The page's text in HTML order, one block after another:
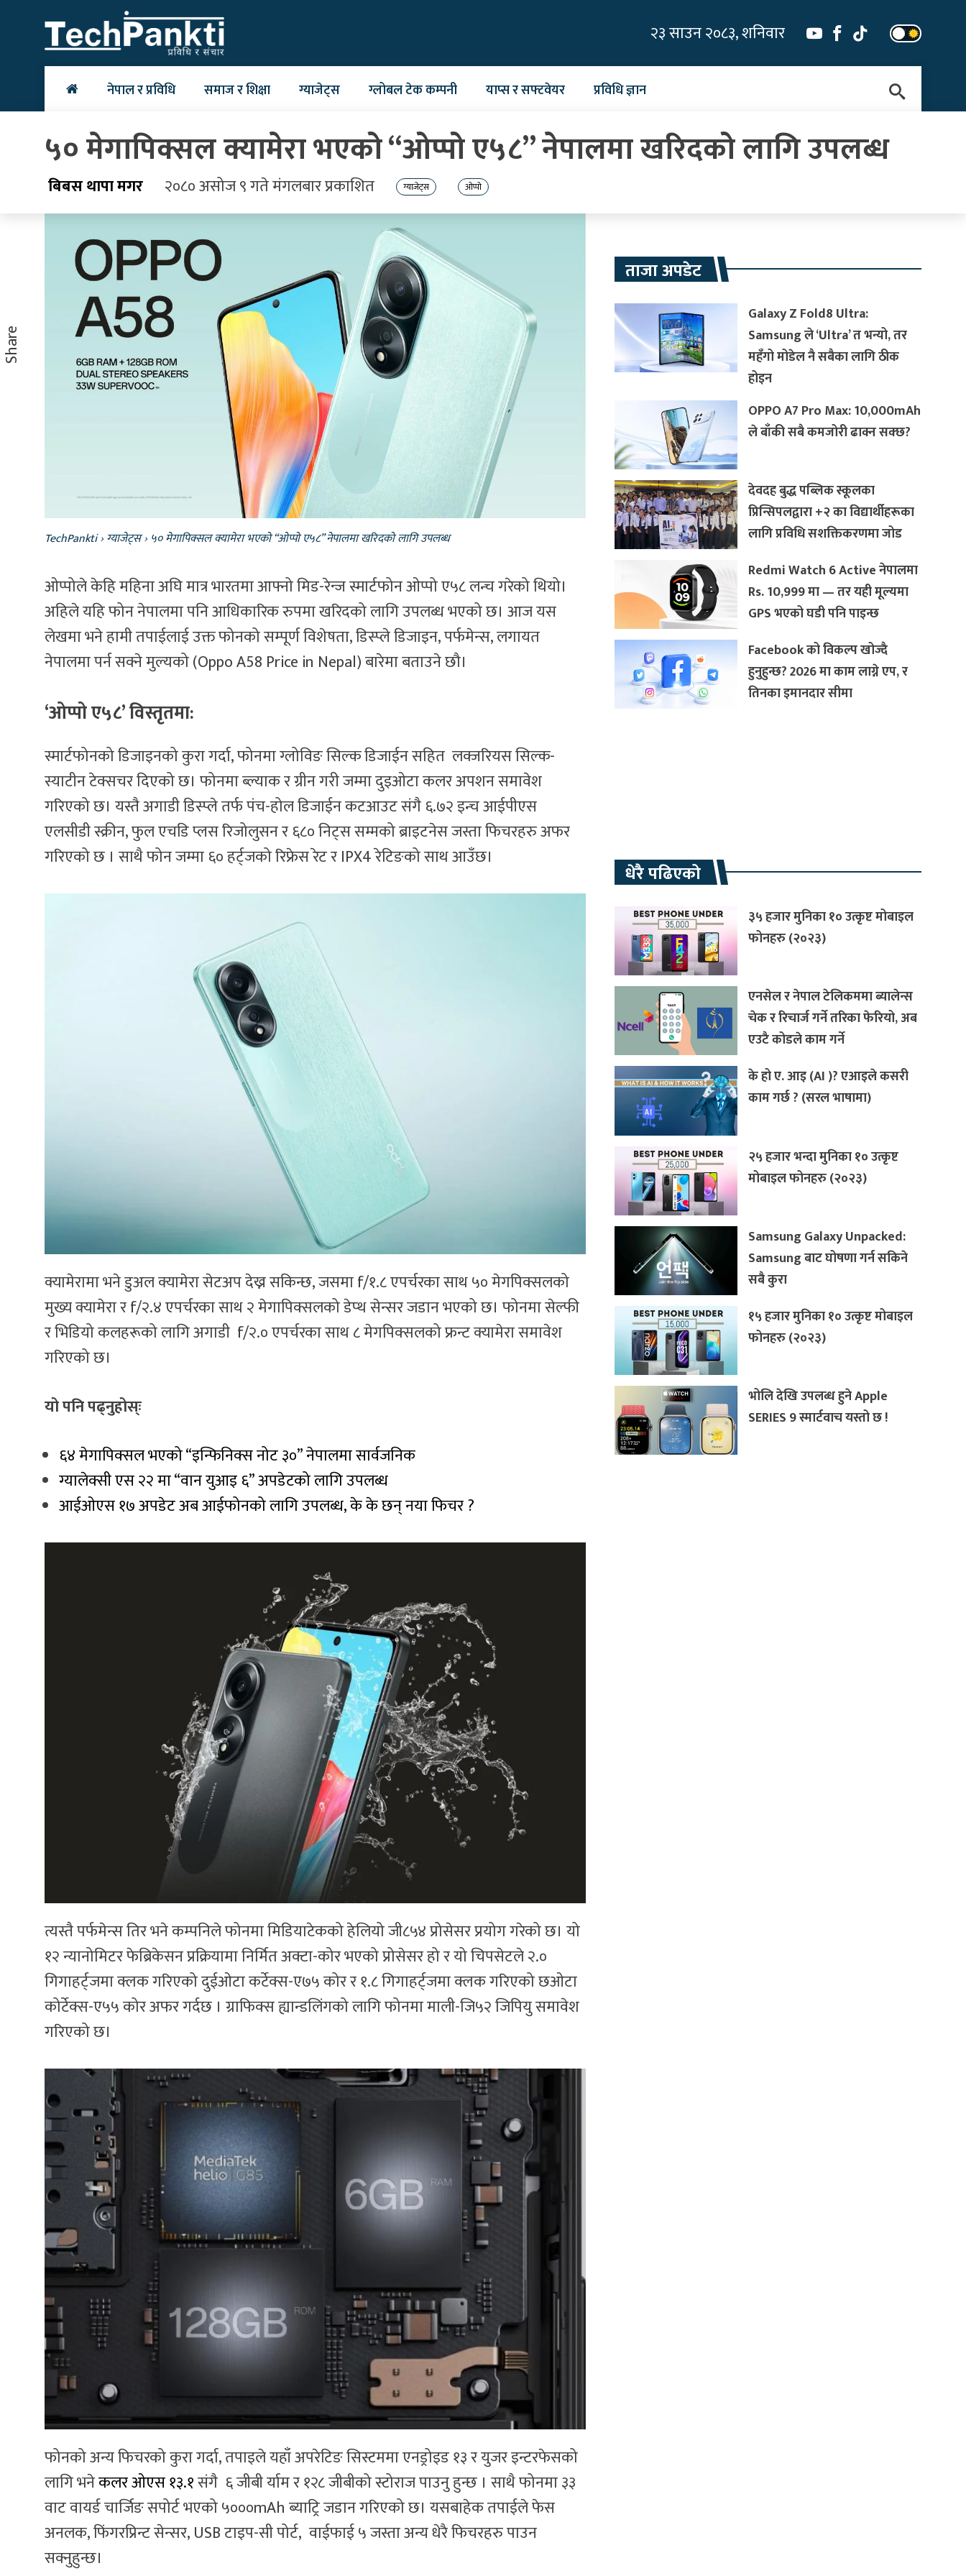
content
२३ साउन २०८३, शनिवार
नेपाल र प्रविधि समाज र शिक्षा ग्याजेट्स ग्लोबल टेक कम्पनी याप्स र सफ्टवेयर प्रविधि ज्ञान
५० मेगापिक्सल क्यामेरा भएको “ओप्पो ए५८” नेपालमा खरिदको लागि उपलब्ध
बिबस थापा मगर २०८० असोज ९ गते मंगलबार प्रकाशित ग्याजेट्स ओप्पो
TechPankti›ग्याजेट्स› ५० मेगापिक्सल क्यामेरा भएको “ओप्पो ए५८” नेपालमा खरिदको लागि उपलब्ध
ओप्पोले केहि महिना अघि मात्र भारतमा आफ्नो मिड-रेन्ज स्मार्टफोन ओप्पो ए५८ लन्च गरेको थियो।
अहिले यहि फोन नेपालमा पनि आधिकारिक रुपमा खरिदको लागि उपलब्ध भएको छ। आज यस
लेखमा भने हामी तपाईलाई उक्त फोनको सम्पूर्ण विशेषता, डिस्प्ले डिजाइन, पर्फमेन्स, लगायत
नेपालमा पर्न सक्ने मुल्यको (Oppo A58 Price in Nepal) बारेमा बताउने छौ।
‘ओप्पो ए५८’ विस्तृतमा:
स्मार्टफोनको डिजाइनको कुरा गर्दा, फोनमा ग्लोविङ सिल्क डिजाईन सहित लक्जरियस सिल्क-
स्याटीन टेक्सचर दिएको छ। फोनमा ब्ल्याक र ग्रीन गरी जम्मा दुइओटा कलर अपशन समावेश
गरिएको छ। यस्तै अगाडी डिस्प्ले तर्फ पंच-होल डिजाईन कटआउट संगै ६.७२ इन्च आईपीएस
एलसीडी स्क्रीन, फुल एचडि प्लस रिजोलुसन र ६८० निट्स सम्मको ब्राइटनेस जस्ता फिचरहरु अफर
गरिएको छ । साथै फोन जम्मा ६० हर्ट्जको रिफ्रेस रेट र IPX4 रेटिङको साथ आउँछ।
क्यामेरामा भने डुअल क्यामेरा सेटअप देख्न सकिन्छ, जसमा f/१.८ एपर्चरका साथ ५० मेगपिक्सलको
मुख्य क्यामेरा र f/२.४ एपर्चरका साथ २ मेगापिक्सलको डेप्थ सेन्सर जडान भएको छ। फोनमा सेल्फी
र भिडियो कलहरूको लागि अगाडी f/२.० एपर्चरका साथ ८ मेगपिक्सलको फ्रन्ट क्यामेरा समावेश
गरिएको छ।
यो पनि पढ्नुहोस्ः
६४ मेगापिक्सल भएको “इन्फिनिक्स नोट ३०” नेपालमा सार्वजनिक
ग्यालेक्सी एस २२ मा “वान युआइ ६” अपडेटको लागि उपलब्ध
आईओएस १७ अपडेट अब आईफोनको लागि उपलब्ध, के के छन् नया फिचर ?
त्यस्तै पर्फमेन्स तिर भने कम्पनिले फोनमा मिडियाटेकको हेलियो जी८५४ प्रोसेसर प्रयोग गरेको छ। यो
१२ न्यानोमिटर फेब्रिकेसन प्रक्रियामा निर्मित अक्टा-कोर भएको प्रोसेसर हो र यो चिपसेटले २.०
गिगाहर्ट्जमा क्लक गरिएको दुईओटा कर्टेक्स-ए७५ कोर र १.८ गिगाहर्ट्जमा क्लक गरिएको छओटा
कोर्टेक्स-ए५५ कोर अफर गर्दछ । ग्राफिक्स ह्यान्डलिंगको लागि फोनमा माली-जि५२ जिपियु समावेश
गरिएको छ।
फोनको अन्य फिचरको कुरा गर्दा, तपाइले यहाँ अपरेटिङ सिस्टममा एनड्रोइड १३ र युजर इन्टरफेसको
लागि भनेकलर ओएस १३.१संगै ६ जीबी र्याम र १२८ जीबीको स्टोराज पाउनु हुन्छ । साथै फोनमा ३३
वाट वायर्ड चार्जिङ सपोर्ट भएको ५०००mAh ब्याट्रि जडान गरिएको छ। यसबाहेक तपाईले फेस
अनलक, फिंगरप्रिन्ट सेन्सर, USB टाइप-सी पोर्ट, वाईफाई ५ जस्ता अन्य धेरै फिचरहरु पाउन
सक्नुहुन्छ।
ताजा अपडेट
Galaxy Z Fold8 Ultra:
Samsung ले ‘Ultra’ त भन्यो, तर
महँगो मोडेल नै सबैका लागि ठीक
होइन
OPPO A7 Pro Max: 10,000mAh
ले बाँकी सबै कमजोरी ढाक्न सक्छ?
देवदह बुद्ध पब्लिक स्कूलका
प्रिन्सिपलद्वारा +२ का विद्यार्थीहरूका
लागि प्रविधि सशक्तिकरणमा जोड
Redmi Watch 6 Active नेपालमा
Rs. 10,999 मा — तर यही मूल्यमा
GPS भएको घडी पनि पाइन्छ
Facebook को विकल्प खोज्दै
हुनुहुन्छ? 2026 मा काम लाग्ने एप, र
तिनका इमानदार सीमा
धेरै पढिएको
३५ हजार मुनिका १० उत्कृष्ट मोबाइल
फोनहरु (२०२३)
एनसेल र नेपाल टेलिकममा ब्यालेन्स
चेक र रिचार्ज गर्ने तरिका फेरियो, अब
एउटै कोडले काम गर्ने
के हो ए. आइ (AI )? एआइले कसरी
काम गर्छ ? (सरल भाषामा)
२५ हजार भन्दा मुनिका १० उत्कृष्ट
मोबाइल फोनहरु (२०२३)
Samsung Galaxy Unpacked:
Samsung बाट घोषणा गर्न सकिने
सबै कुरा
१५ हजार मुनिका १० उत्कृष्ट मोबाइल
फोनहरु (२०२३)
भोलि देखि उपलब्ध हुने Apple
SERIES 9 स्मार्टवाच यस्तो छ !